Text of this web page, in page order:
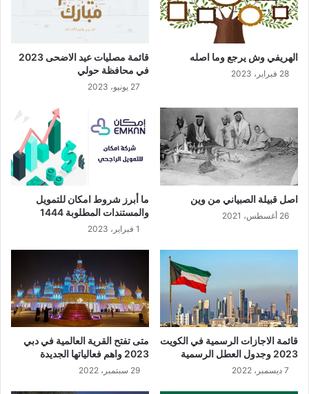
الهريفي وش يرجع وما اصله
28 فبراير، 2023
قائمة مصليات عيد الاضحى 2023
في محافظة حولي
27 يونيو، 2023
اصل قبيلة الصبياني من وين
26 أغسطس، 2021
ما أبرز شروط امكان للتمويل
والمستندات المطلوبة 1444
1 فبراير، 2023
قائمة الاجازات الرسمية في الكويت
2023 وجدول العطل الرسمية
7 ديسمبر، 2022
متى تفتح القرية العالمية في دبي
2023 واهم فعالياتها الجديدة
29 سبتمبر، 2022